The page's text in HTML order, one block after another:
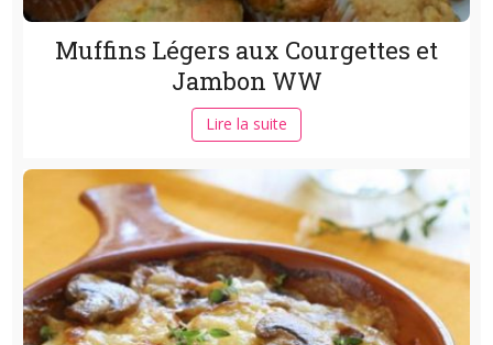
Muffins Légers aux Courgettes et
Jambon WW
Lire la suite